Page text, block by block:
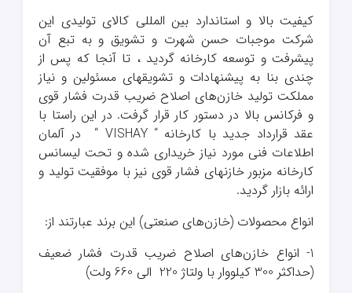
کیفیت بالا و استاندارد بین المللی کالای تولیدی این
شرکت موجبات حسن شهرت و تشویق و به تبع آن
پیشرفت و توسعه کارخانه گردید ، تا آنجا که پس از
چندی بنا به پیشنهادات و تشویقهای مسئولین و نیاز
مملکت تولید خازن‌های اصلاح ضریب قدرت فشار قوی
و فرکانس بالا در دستور کار قرار گرفت. در این راستا با
عقد قرارداد جدید با کارخانه “VISHAY “ در آلمان
اطلاعات فنی مورد نیاز خریداری شده و تحت لیسانس
کارخانه مزبور خازنهای فشار قوی نیز با موفقیت تولید و
ارائه بازار گردید.
انواع محصولات (خازن‌های صنعتی) این برند عبارتند از:
1- انواع خازن‌های اصلاح ضریب قدرت فشار ضعیف
(حداکثر 300 کیلووار با ولتاژ 220 الی 660 ولت)